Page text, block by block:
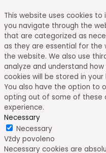
This website uses cookies
you navigate through the
that are categorized as
as they are essential for the
the website. We also use
analyze and understand
cookies will be stored in
You also have the option to
opting out of some of these
experience.
Necessary
Necessary
Vždy povoleno
Necessary cookies are